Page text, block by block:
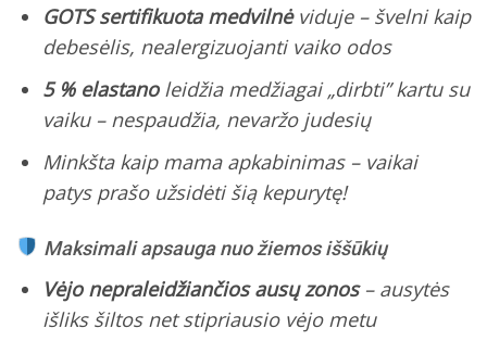
GOTS sertifikuota medvilnėviduje – švelni kaip
debesėlis, nealergizuojanti vaiko odos
5 % elastanoleidžia medžiagai „dirbti” kartu su
vaiku – nespaudžia, nevaržo judesių
Minkšta kaip mama apkabinimas– vaikai
patys prašo užsidėti šią kepurytę!
Maksimali apsauga nuo žiemos iššūkių
Vėjo nepraleidžiančios ausų zonos– ausytės
išliks šiltos net stipriausio vėjo metu